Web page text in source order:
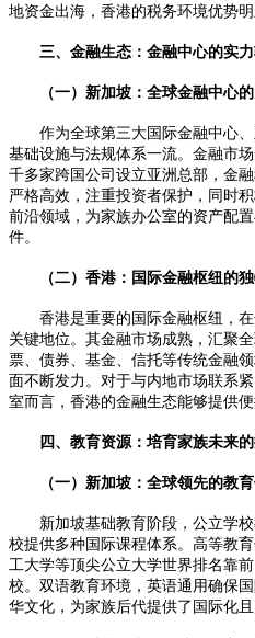
地资金出海，香港的税务环境优势明
三、金融生态：金融中心的实力
（一）新加坡：全球金融中心的
作为全球第三大国际金融中心、
基础设施与法规体系一流。金融市
千多家跨国公司设立亚洲总部，金
严格高效，注重投资者保护，同时
前沿领域，为家族办公室的资产配
件。
（二）香港：国际金融枢纽的独
香港是重要的国际金融枢纽，在
关键地位。其金融市场成熟，汇聚
票、债券、基金、信托等传统金融
面不断发力。对于与内地市场联系
室而言，香港的金融生态能够提供
四、教育资源：培育家族未来的
（一）新加坡：全球领先的教育
新加坡基础教育阶段，公立学校
校提供多种国际课程体系。高等教
工大学等顶尖公立大学世界排名靠
校。双语教育环境，英语通用确保
华文化，为家族后代提供了国际化